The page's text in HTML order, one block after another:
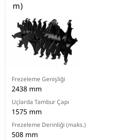
m)
Frezeleme Genişliği
2438 mm
Uçlarda Tambur Çapı
1575 mm
Frezeleme Derinliği (maks.)
508 mm